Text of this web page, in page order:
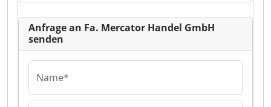
Anfrage an Fa. Mercator Handel GmbH
senden
Name*